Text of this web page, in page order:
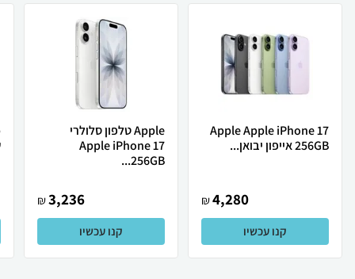
Apple Apple iPhone 17
256GB אייפון יבואן...
4,280
₪
קנו עכשיו
Apple טלפון סלולרי
Apple iPhone 17
256GB...
3,236
₪
קנו עכשיו